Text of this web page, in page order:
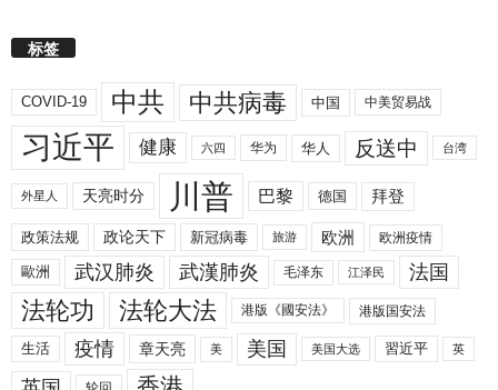
标签
COVID-19 中共 中共病毒 中国 中美贸易战
习近平 健康 六四 华为 华人 反送中 台湾
外星人 天亮时分 川普 巴黎 德国 拜登
政策法规 政论天下 新冠病毒 旅游 欧洲 欧洲疫情
歐洲 武汉肺炎 武漢肺炎 毛泽东 江泽民 法国
法轮功 法轮大法 港版《國安法》 港版国安法
生活 疫情 章天亮 美 美国 美国大选 習近平 英